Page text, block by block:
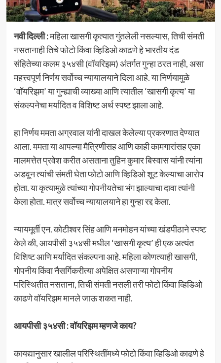
नवी दिल्ली :महिला खासगी कृत्यात गुंतलेली नसल्यास, तिची संमती
नसतानाही तिचे फोटो किंवा व्हिडिओ काढणे हे भारतीय दंड
संहितेच्या कलम ३५४सी (वॉयरिझम) अंतर्गत गुन्हा ठरत नाही, असा
महत्त्वपूर्ण निर्णय सर्वोच्च न्यायालयाने दिला आहे. या निर्णयामुळे
‘वॉयरिझम’ या गुन्ह्याची व्याख्या आणि त्यातील ‘खासगी कृत्य’ या
संकल्पनेचा मर्यादित व विशिष्ट अर्थ स्पष्ट झाला आहे.
हा निर्णय ममता अग्रवाल यांनी दाखल केलेल्या प्रकरणात देण्यात
आला. ममता या आपल्या मैत्रिणीसह आणि काही कामगारांसह एका
मालमत्तेत प्रवेश करीत असताना तुहिन कुमार बिस्वास यांनी त्यांना
अडवून त्यांची संमती घेता फोटो आणि व्हिडिओ शूट केल्याचा आरोप
होता. या कृत्यामुळे त्यांच्या गोपनीयतेचा भंग झाल्याचा दावा त्यांनी
केला होता. मात्र सर्वोच्च न्यायालयाने हा गुन्हा रद्द केला.
न्यायमूर्ती एन. कोटीश्वर सिंह आणि मनमोहन यांच्या खंडपीठाने स्पष्ट
केले की, आयपीसी ३५४सी मधील ‘खासगी कृत्य’ ही एक अत्यंत
विशिष्ट आणि मर्यादित संकल्पना आहे. महिला कोणत्याही खासगी,
गोपनीय किंवा नैसर्गिकरीत्या अपेक्षित असणाऱ्या गोपनीय
परिस्थितीत नसताना, तिची संमती नसली तरी फोटो किंवा व्हिडिओ
काढणे वॉयरिझम मानले जाऊ शकत नाही.
आयपीसी ३५४सी : वॉयरिझम म्हणजे काय?
कायद्यानुसार खालील परिस्थितींमध्ये फोटो किंवा व्हिडिओ काढणे हे